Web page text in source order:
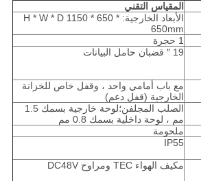
المقياس التقني
الأبعاد الخارجية: H * W * D 1150 * 650 *
650mm
1 حجرة
19 ″ قضبان حامل البيانات
مع باب أمامي واحد ، وقفل خاص للخزانة
الخارجية (قفل دعم)
الصلب المجلفن؛لوحة خارجية بسمك 1.5
مم ، لوحة داخلية بسمك 0.8 مم
ملحومة
IP55
مكيف الهواء TEC ومراوح DC48V